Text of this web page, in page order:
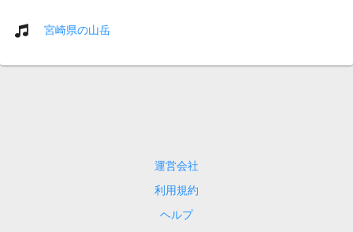
宮崎県の山岳
運営会社
利用規約
ヘルプ